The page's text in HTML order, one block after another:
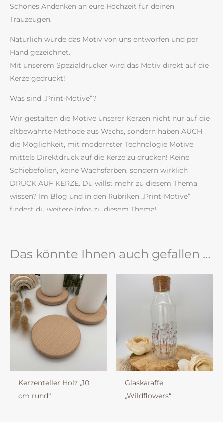
Schönes Andenken an eure Hochzeit für deinen
Trauzeugen.
Natürlich wurde das Motiv von uns entworfen und per
Hand gezeichnet.
Mit unserem Spezialdrucker wird das Motiv direkt auf die
Kerze gedruckt!
Was sind „Print-Motive“?
Wir gestalten die Motive unserer Kerzen nicht nur auf die
altbewährte Methode aus Wachs, sondern haben AUCH
die Möglichkeit, mit modernster Technologie Motive
mittels Direktdruck auf die Kerze zu drucken! Keine
Schiebefolien, keine Wachsfarben, sondern wirklich
DRUCK AUF KERZE. Du willst mehr zu diesem Thema
wissen? Im Blog und in den Rubriken „Print-Motive“
findest du weitere Infos zu diesem Thema!
Das könnte Ihnen auch gefallen …
Kerzenteller Holz „10
cm rund“
Glaskaraffe
„Wildflowers“